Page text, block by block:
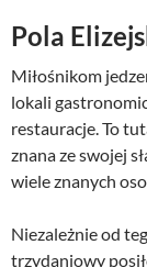
Pola
Miłośnikom
lokali
restauracje. To
znana ze swojej
wiele znanych
Niezależnie od
trzydaniowy